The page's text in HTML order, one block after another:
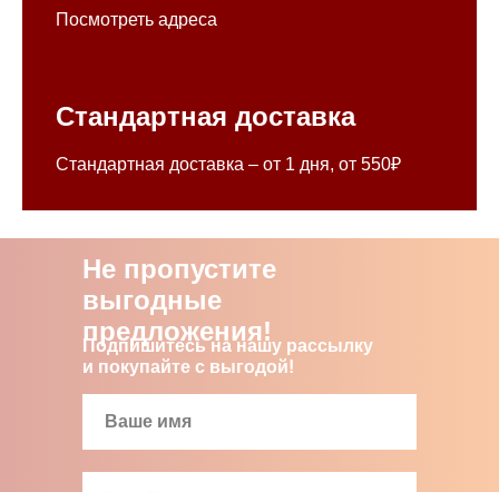
Посмотреть адреса
Стандартная доставка
Стандартная доставка – от 1 дня, от 550₽
Не пропустите
выгодные
предложения!
Подпишитесь на нашу рассылку
и покупайте с выгодой!